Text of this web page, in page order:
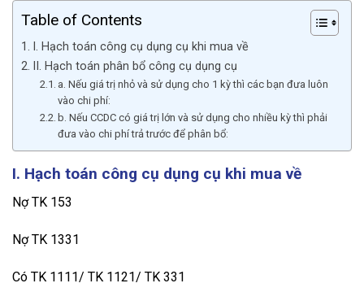
Table of Contents
I. Hạch toán công cụ dụng cụ khi mua về
II. Hạch toán phân bổ công cụ dụng cụ
a. Nếu giá trị nhỏ và sử dụng cho 1 kỳ thì các bạn đưa luôn
vào chi phí:
b. Nếu CCDC có giá trị lớn và sử dụng cho nhiều kỳ thì phải
đưa vào chi phí trả trước để phân bổ:
I. Hạch toán công cụ dụng cụ khi mua về
Nợ TK 153
Nợ TK 1331
Có TK 1111/ TK 1121/ TK 331